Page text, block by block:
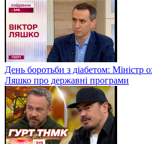
День боротьби з діабетом: Міністр
Ляшко про державні програми